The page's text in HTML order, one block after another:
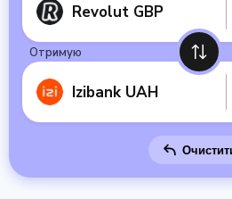
Revolut GBP
Отримую
Izibank UAH